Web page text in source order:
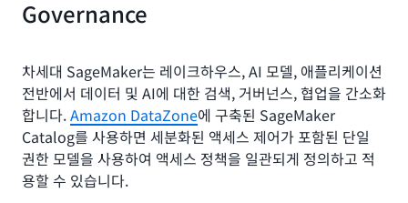
Governance
차세대 SageMaker는 레이크하우스, AI 모델, 애플리케이션
전반에서 데이터 및 AI에 대한 검색, 거버넌스, 협업을 간소화
합니다.Amazon DataZone에 구축된 SageMaker
Catalog를 사용하면 세분화된 액세스 제어가 포함된 단일
권한 모델을 사용하여 액세스 정책을 일관되게 정의하고 적
용할 수 있습니다.